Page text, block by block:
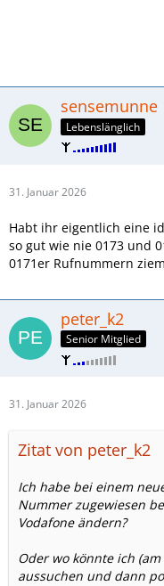
sensemunne
Lebenslänglich
31. Januar 2026
Habt ihr eigentlich eine
so gut wie nie 0173 und
0171er Rufnummern
peter_k2
Senior Mitglied
31. Januar 2026
Zitat von peter_k2
Ich habe bei einem
Nummer zugewiesen
Vodafone ändern?
Oder wo könnte ich
aussuchen und dann